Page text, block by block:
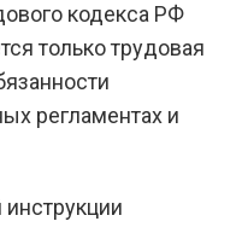
кодекса РФ
только трудовая
регламентах и